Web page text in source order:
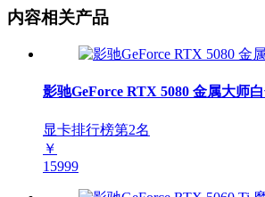
内容相关产品
影驰GeForce RTX 5080 金属大师
显卡排行榜第2名
￥
15999